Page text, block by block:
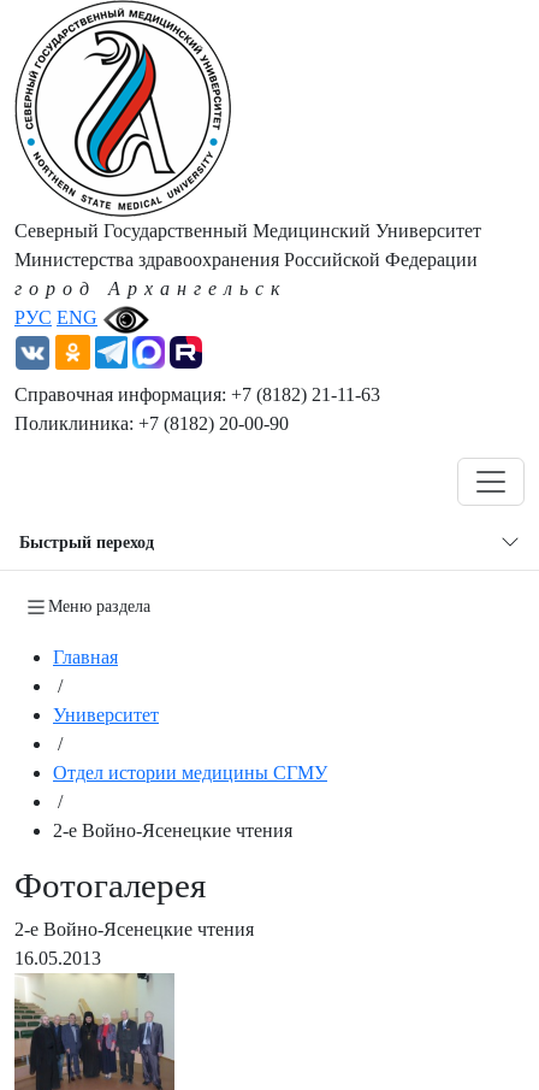
РУС ENG
Северный Государственный Медицинский Университет
Министерства здравоохранения Российской Федерации
город Архангельск
Справочная информация: +7 (8182) 21-11-63
Поликлиника: +7 (8182) 20-00-90
Быстрый переход
Меню раздела
Главная
/
Университет
/
Отдел истории медицины СГМУ
/
2-е Войно-Ясенецкие чтения
Фотогалерея
2-е Войно-Ясенецкие чтения
16.05.2013